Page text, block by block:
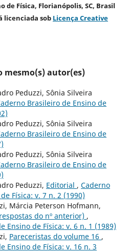
de Física, Florianópolis, SC, Brasil
licenciada sob Licença Creative
mesmo(s) autor(es)
Peduzzi, Sônia Silveira
Brasileiro de Ensino de
Peduzzi, Sônia Silveira
Brasileiro de Ensino de
Peduzzi, Sônia Silveira
Brasileiro de Ensino de
Peduzzi, Editorial , Caderno
Física: v. 7 n. 2 (1990)
Márcia Peterson Hofmann,
do nº anterior) ,
Ensino de Física: v. 6 n. 1 (1989)
Pareceristas do volume 16 ,
Ensino de Física: v. 16 n. 3